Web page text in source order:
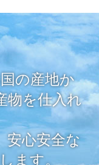
の産地か
物を仕入れ
安心安全な
ます。